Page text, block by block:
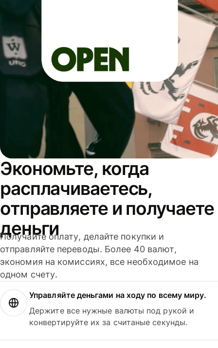
Экономьте, когда
расплачиваетесь,
отправляете и получаете
деньги
Получайте оплату, делайте покупки и
отправляйте переводы. Более 40 валют,
экономия на комиссиях, все необходимое на
одном счету.
Управляйте деньгами на ходу по всему миру.
Держите все нужные валюты под рукой и
конвертируйте их за считаные секунды.